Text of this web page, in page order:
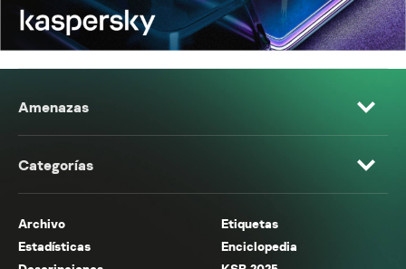
Amenazas
Categorías
Archivo
Etiquetas
Estadísticas
Enciclopedia